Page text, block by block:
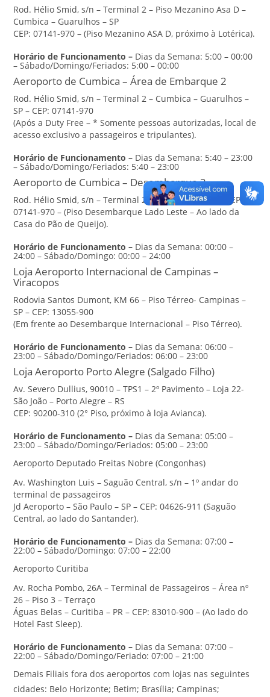
Rod. Hélio Smid, s/n – Terminal 2 – Piso Mezanino Asa D –
Cumbica – Guarulhos – SP
CEP: 07141-970 – (Piso Mezanino ASA D, próximo à Lotérica).
Horário de Funcionamento– Dias da Semana: 5:00 – 00:00
– Sábado/Domingo/Feriados: 5:00 – 00:00
Aeroporto de Cumbica – Área de Embarque 2
Rod. Hélio Smid, s/n – Terminal 2 – Cumbica – Guarulhos –
SP – CEP: 07141-970
(Após a Duty Free – * Somente pessoas autorizadas, local de
acesso exclusivo a passageiros e tripulantes).
Horário de Funcionamento– Dias da Semana: 5:40 – 23:00
– Sábado/Domingo/Feriados: 5:40 – 23:00
Aeroporto de Cumbica – Desembarque 2
Rod. Hélio Smid, s/n – Terminal 2 – Guarulhos – SP – CEP:
07141-970 – (Piso Desembarque Lado Leste – Ao lado da
Casa do Pão de Queijo).
Horário de Funcionamento– Dias da Semana: 00:00 –
24:00 – Sábado/Domingo: 00:00 – 24:00
Loja Aeroporto Internacional de Campinas –
Viracopos
Rodovia Santos Dumont, KM 66 – Piso Térreo- Campinas –
SP – CEP: 13055-900
(Em frente ao Desembarque Internacional – Piso Térreo).
Horário de Funcionamento – Dias da Semana: 06:00 –
23:00 – Sábado/Domingo/Feriados: 06:00 – 23:00
Loja Aeroporto Porto Alegre (Salgado Filho)
Av. Severo Dullius, 90010 – TPS1 – 2º Pavimento – Loja 22-
São João – Porto Alegre – RS
CEP: 90200-310 (2° Piso, próximo à loja Avianca).
Horário de Funcionamento– Dias da Semana: 05:00 –
23:00 – Sábado/Domingo/Feriados: 05:00 – 23:00
Aeroporto Deputado Freitas Nobre (Congonhas)
Av. Washington Luis – Saguão Central, s/n – 1º andar do
terminal de passageiros
Jd Aeroporto – São Paulo – SP – CEP: 04626-911 (Saguão
Central, ao lado do Santander).
Horário de Funcionamento– Dias da Semana: 07:00 –
22:00 – Sábado/Domingo: 07:00 – 22:00
Aeroporto Curitiba
Av. Rocha Pombo, 26A – Terminal de Passageiros – Área nº
26 – Piso 3 – Terraço
Águas Belas – Curitiba – PR – CEP: 83010-900 – (Ao lado do
Hotel Fast Sleep).
Horário de Funcionamento – Dias da Semana: 07:00 –
22:00 – Sábado/Domingo/Feriado: 07:00 – 21:00
Demais Filiais fora dos aeroportos com lojas nas seguintes
cidades: Belo Horizonte; Betim; Brasília; Campinas;